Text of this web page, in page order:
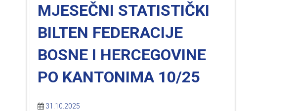
MJESEČNI STATISTIČKI
BILTEN FEDERACIJE
BOSNE I HERCEGOVINE
PO KANTONIMA 10/25
31.10.2025